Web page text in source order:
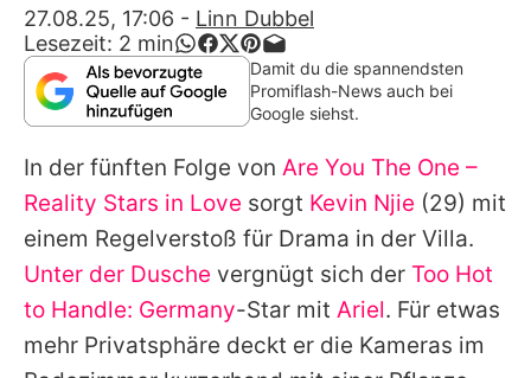
App runterladen
Team
Redaktionelle Richtlinien
Impressum
Datenschutzerklärung
Nutzungsbedingungen
Utiq verwalten
27.08.25, 17:06 - Linn Dubbel
Lesezeit: 2 min
Damit du die spannendsten
Promiflash-News auch bei
Google siehst.
In der fünften Folge von Are You The One –
Reality Stars in Love sorgt Kevin Njie (29) mit
einem Regelverstoß für Drama in der Villa.
Unter der Dusche vergnügt sich der Too Hot
to Handle: Germany-Star mit Ariel. Für etwas
mehr Privatsphäre deckt er die Kameras im